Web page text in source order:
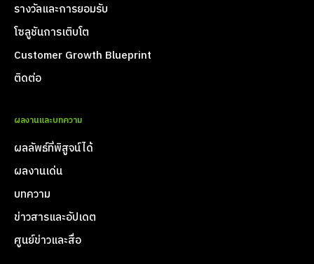
รางวัลและการยอมรับ
โซลูชันการเติบโต
Customer Growth Blueprint
ติดต่อ
ผลงานและบทความ
ผลลัพธ์ที่พิสูจน์ได้
ผลงานเด่น
บทความ
ข่าวสารและอัปเดต
ศูนย์ข่าวและสื่อ